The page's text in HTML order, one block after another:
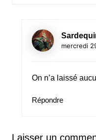
mercredi
On n’a laissé
Répondre
Laisser un